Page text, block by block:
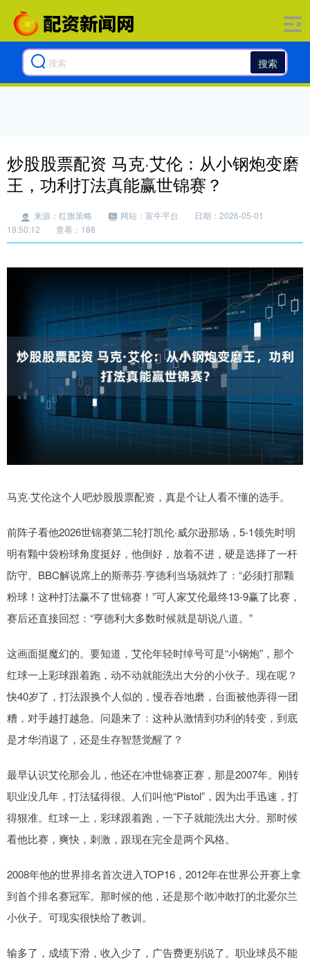
搜索
炒股股票配资 马克·艾伦：从小钢炮变磨
王，功利打法真能赢世锦赛？
来源：红旗策略 网站：富牛平台
日期：2026-05-01
19:50:12
查看：188
马克·艾伦这个人吧炒股股票配资，真是个让人看不懂的选手。
前阵子看他2026世锦赛第二轮打凯伦·威尔逊那场，5-1领先时明
明有颗中袋粉球角度挺好，他倒好，放着不进，硬是选择了一杆
防守。BBC解说席上的斯蒂芬·亨德利当场就炸了：“必须打那颗
粉球！这种打法赢不了世锦赛！”可人家艾伦最终13-9赢了比赛，
赛后还直接回怼：“亨德利大多数时候就是胡说八道。”
这画面挺魔幻的。要知道，艾伦年轻时绰号可是“小钢炮”，那个
红球一上彩球跟着跑，动不动就能洗出大分的小伙子。现在呢？
快40岁了，打法跟换个人似的，慢吞吞地磨，台面被他弄得一团
糟，对手越打越急。问题来了：这种从激情到功利的转变，到底
是才华消退了，还是生存智慧觉醒了？
最早认识艾伦那会儿，他还在冲世锦赛正赛，那是2007年。刚转
职业没几年，打法猛得很。人们叫他“Pistol”，因为出手迅速，打
得狠准。红球一上，彩球跟着跑，一下子就能洗出大分。那时候
看他比赛，爽快，刺激，跟现在完全是两个风格。
2008年他的世界排名首次进入TOP16，2012年在世界公开赛上拿
到首个排名赛冠军。那时候的他，还是那个敢冲敢打的北爱尔兰
小伙子。可现实很快给了教训。
输多了，成绩下滑，收入少了，广告费更别说了。职业球员不能